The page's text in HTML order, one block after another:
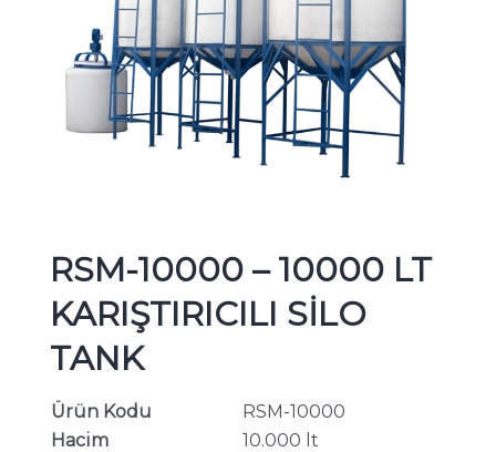
RSM-10000 – 10000 LT
KARIŞTIRICILI SİLO
TANK
Ürün Kodu
RSM-10000
Hacim
10.000 lt